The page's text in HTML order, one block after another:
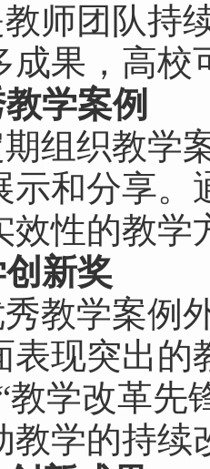
师团队持
成果，高校
学案例
组织教学
示和分享。
效性的教学
新奖
教学案例
表现突出的
教学改革先
教学的持续